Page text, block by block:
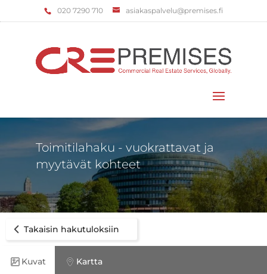
‌020 7290 710 asiakaspalvelu@premises.fi
Toimitilahaku - vuokrattavat ja
myytävät kohteet
Takaisin hakutuloksiin
Kuvat Kartta